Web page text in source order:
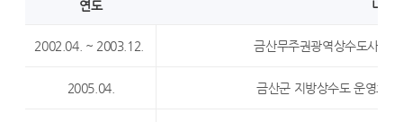
연도 내용
2002.04. ~ 2003.12. 금산무주권광역상수도사업
2005.04. 금산군 지방상수도 운영효